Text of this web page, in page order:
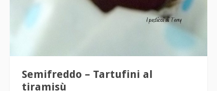
Semifreddo – Tartufini al
tiramisù